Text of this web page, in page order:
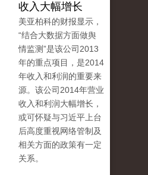
收入大幅增长
美亚柏科的财报显示，
“结合大数据方面做舆
情监测”是该公司2013
年的重点项目，是2014
年收入和利润的重要来
源。该公司2014年营业
收入和利润大幅增长，
或可怀疑与习近平上台
后高度重视网络管制及
相关方面的政策有一定
关系。